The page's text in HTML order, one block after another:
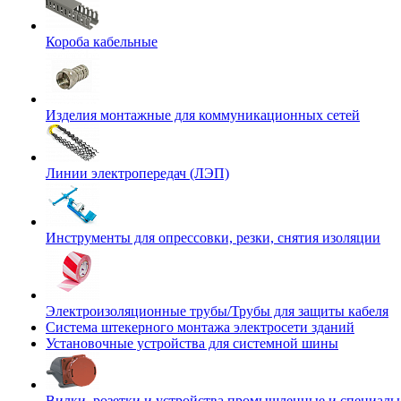
Короба кабельные
Изделия монтажные для коммуникационных сетей
Линии электропередач (ЛЭП)
Инструменты для опрессовки, резки, снятия изоляции
Электроизоляционные трубы/Трубы для защиты кабеля
Система штекерного монтажа электросети зданий
Установочные устройства для системной шины